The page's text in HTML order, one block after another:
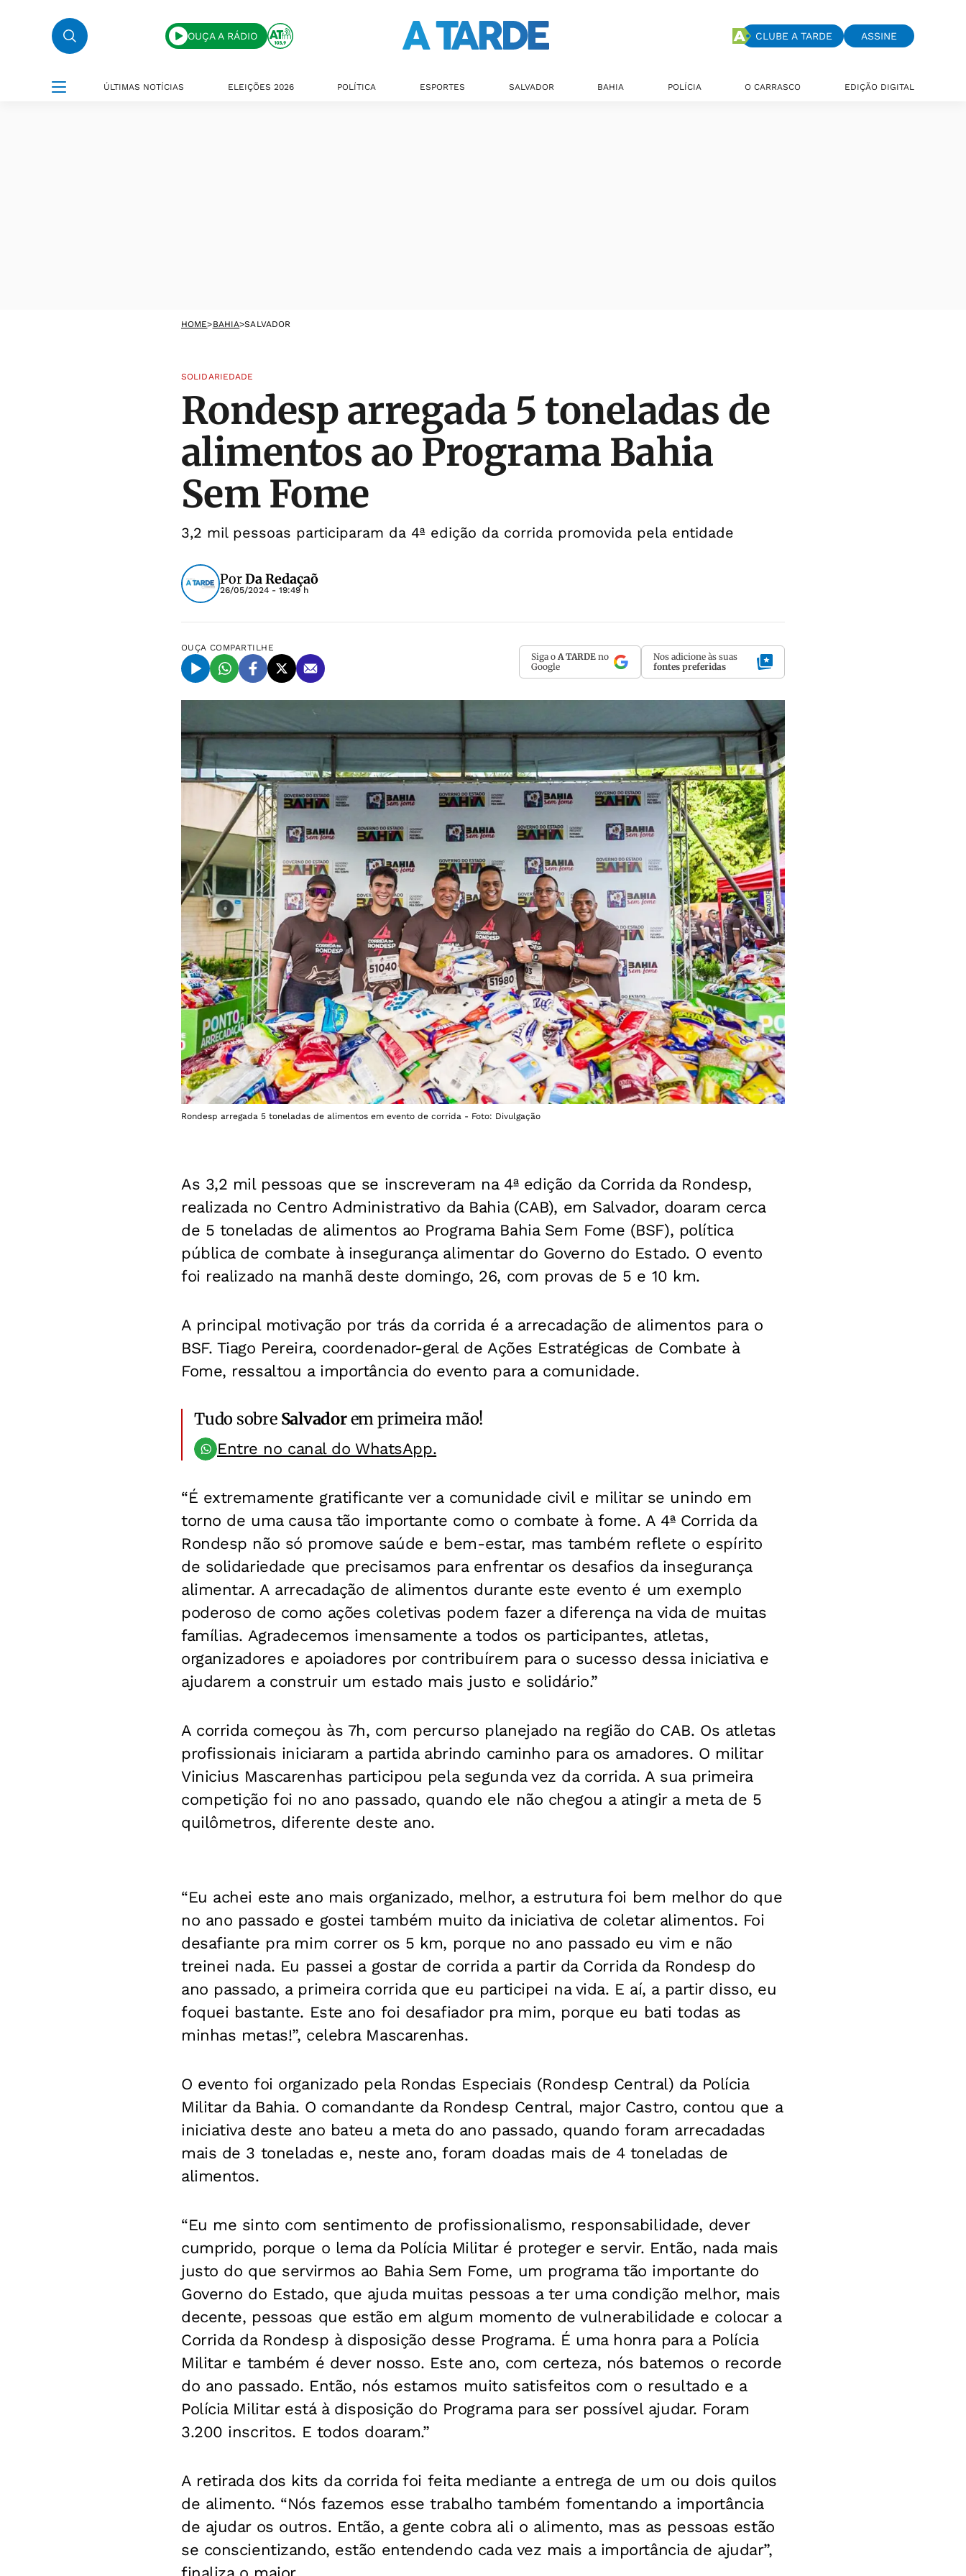
OUÇA A RÁDIO CLUBE A TARDE ASSINE
ÚLTIMAS NOTÍCIAS ELEIÇÕES 2026 POLÍTICA ESPORTES SALVADOR BAHIA POLÍCIA O CARRASCO EDIÇÃO DIGITAL
HOME>BAHIA>SALVADOR
SOLIDARIEDADE
Rondesp arregada 5 toneladas de
alimentos ao Programa Bahia
Sem Fome
3,2 mil pessoas participaram da 4ª edição da corrida promovida pela entidade
PorDa Redaçaõ
26/05/2024 - 19:49 h
OUÇA COMPARTILHE
Siga o A TARDE no
Google
Nos adicione às suas
fontes preferidas
Rondesp arregada 5 toneladas de alimentos em evento de corrida - Foto: Divulgação
As 3,2 mil pessoas que se inscreveram na 4ª edição da Corrida da Rondesp,
realizada no Centro Administrativo da Bahia (CAB), em Salvador, doaram cerca
de 5 toneladas de alimentos ao Programa Bahia Sem Fome (BSF), política
pública de combate à insegurança alimentar do Governo do Estado. O evento
foi realizado na manhã deste domingo, 26, com provas de 5 e 10 km.
A principal motivação por trás da corrida é a arrecadação de alimentos para o
BSF. Tiago Pereira, coordenador-geral de Ações Estratégicas de Combate à
Fome, ressaltou a importância do evento para a comunidade.
Tudo sobre Salvadorem primeira mão!
Entre no canal do WhatsApp.
“É extremamente gratificante ver a comunidade civil e militar se unindo em
torno de uma causa tão importante como o combate à fome. A 4ª Corrida da
Rondesp não só promove saúde e bem-estar, mas também reflete o espírito
de solidariedade que precisamos para enfrentar os desafios da insegurança
alimentar. A arrecadação de alimentos durante este evento é um exemplo
poderoso de como ações coletivas podem fazer a diferença na vida de muitas
famílias. Agradecemos imensamente a todos os participantes, atletas,
organizadores e apoiadores por contribuírem para o sucesso dessa iniciativa e
ajudarem a construir um estado mais justo e solidário.”
A corrida começou às 7h, com percurso planejado na região do CAB. Os atletas
profissionais iniciaram a partida abrindo caminho para os amadores. O militar
Vinicius Mascarenhas participou pela segunda vez da corrida. A sua primeira
competição foi no ano passado, quando ele não chegou a atingir a meta de 5
quilômetros, diferente deste ano.
“Eu achei este ano mais organizado, melhor, a estrutura foi bem melhor do que
no ano passado e gostei também muito da iniciativa de coletar alimentos. Foi
desafiante pra mim correr os 5 km, porque no ano passado eu vim e não
treinei nada. Eu passei a gostar de corrida a partir da Corrida da Rondesp do
ano passado, a primeira corrida que eu participei na vida. E aí, a partir disso, eu
foquei bastante. Este ano foi desafiador pra mim, porque eu bati todas as
minhas metas!”, celebra Mascarenhas.
O evento foi organizado pela Rondas Especiais (Rondesp Central) da Polícia
Militar da Bahia. O comandante da Rondesp Central, major Castro, contou que a
iniciativa deste ano bateu a meta do ano passado, quando foram arrecadadas
mais de 3 toneladas e, neste ano, foram doadas mais de 4 toneladas de
alimentos.
“Eu me sinto com sentimento de profissionalismo, responsabilidade, dever
cumprido, porque o lema da Polícia Militar é proteger e servir. Então, nada mais
justo do que servirmos ao Bahia Sem Fome, um programa tão importante do
Governo do Estado, que ajuda muitas pessoas a ter uma condição melhor, mais
decente, pessoas que estão em algum momento de vulnerabilidade e colocar a
Corrida da Rondesp à disposição desse Programa. É uma honra para a Polícia
Militar e também é dever nosso. Este ano, com certeza, nós batemos o recorde
do ano passado. Então, nós estamos muito satisfeitos com o resultado e a
Polícia Militar está à disposição do Programa para ser possível ajudar. Foram
3.200 inscritos. E todos doaram.”
A retirada dos kits da corrida foi feita mediante a entrega de um ou dois quilos
de alimento. “Nós fazemos esse trabalho também fomentando a importância
de ajudar os outros. Então, a gente cobra ali o alimento, mas as pessoas estão
se conscientizando, estão entendendo cada vez mais a importância de ajudar”,